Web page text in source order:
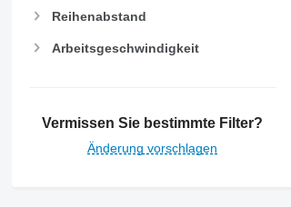
Reihenabstand
Arbeitsgeschwindigkeit
Vermissen Sie bestimmte Filter?
Änderung vorschlagen